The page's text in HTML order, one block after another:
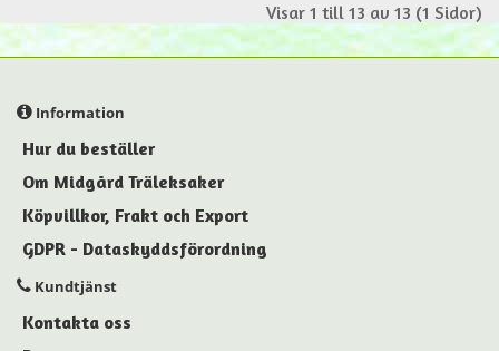
Visar 1 till 13 av 13 (1 Sidor)
Information
Hur du beställer
Om Midgård Träleksaker
Köpvillkor, Frakt och Export
GDPR - Dataskyddsförordning
Kundtjänst
Kontakta oss